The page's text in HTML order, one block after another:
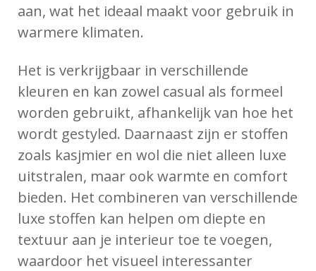
aan, wat het ideaal maakt voor gebruik in
warmere klimaten.
Het is verkrijgbaar in verschillende
kleuren en kan zowel casual als formeel
worden gebruikt, afhankelijk van hoe het
wordt gestyled. Daarnaast zijn er stoffen
zoals kasjmier en wol die niet alleen luxe
uitstralen, maar ook warmte en comfort
bieden. Het combineren van verschillende
luxe stoffen kan helpen om diepte en
textuur aan je interieur toe te voegen,
waardoor het visueel interessanter